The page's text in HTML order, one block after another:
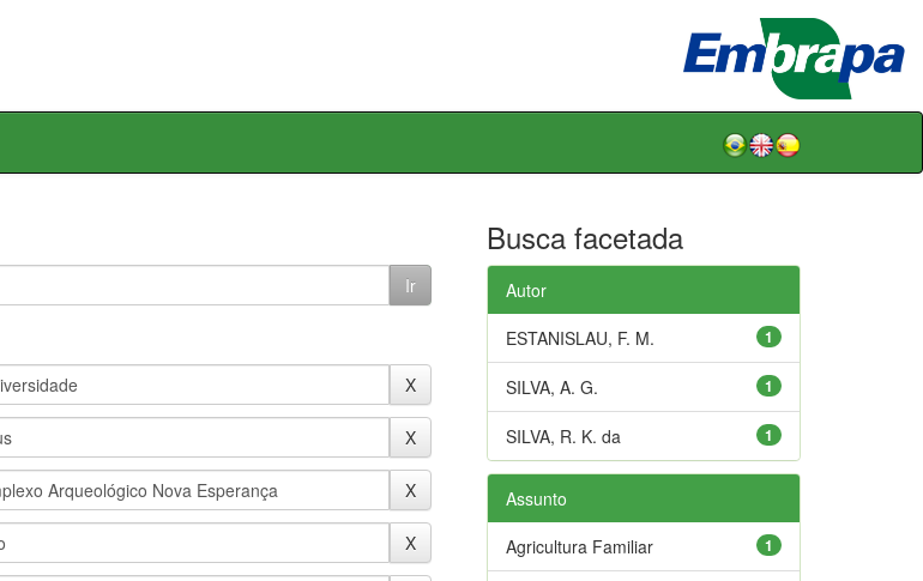
Busca facetada
Autor
1
ESTANISLAU, F. M.
1
SILVA, A. G.
1
SILVA, R. K. da
Assunto
1
Agricultura Familiar